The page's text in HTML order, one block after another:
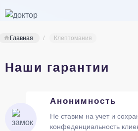
Главная Клептомания
Наши гарантии
Анонимность
Не ставим на учет и
конфеденциальность